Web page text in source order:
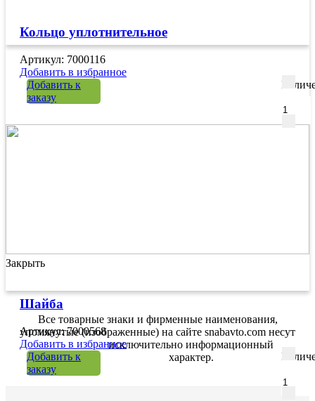
Кольцо уплотнительное
Артикул: 7000116
Добавить в избранное
Добавить к
заказу
Закрыть
Шайба
Артикул: 7000568
Добавить в избранное
Добавить к
заказу
Все товарные знаки и фирменные наименования,
упомянутые (изображенные) на сайте snabavto.com несут
исключительно информационный
характер.